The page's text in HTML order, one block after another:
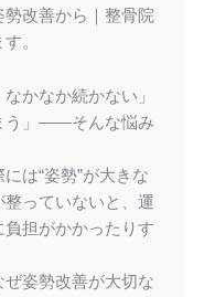
改善から｜整骨院
。
かなか続かない」
う」――そんな悩み
は“姿勢”が大きな
っていないと、運
担がかかったりす
姿勢改善が大切な